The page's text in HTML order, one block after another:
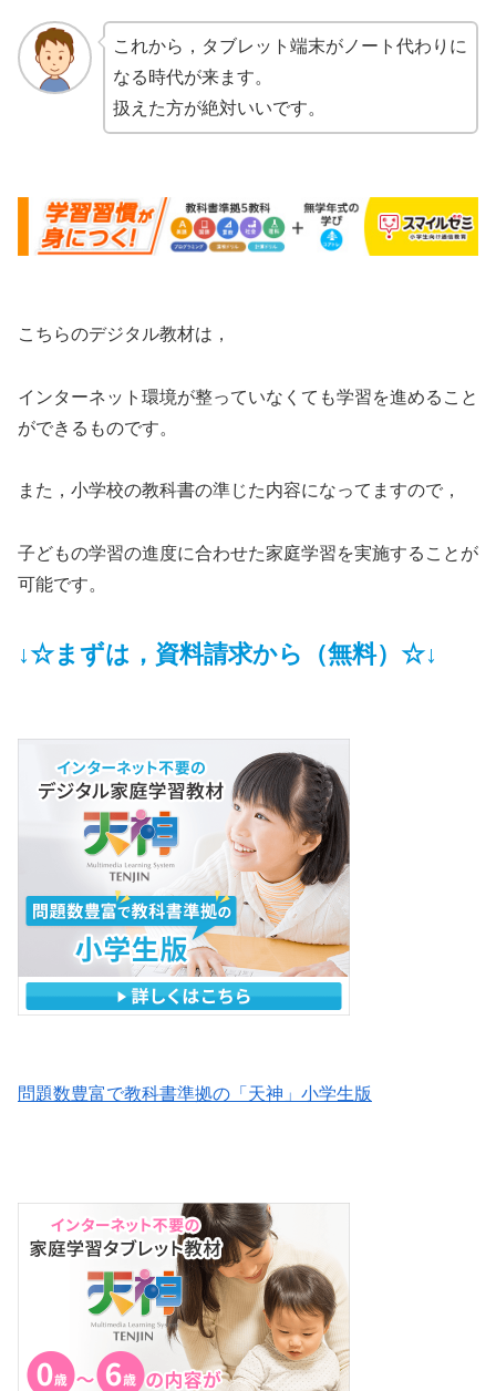
これから，タブレット端末がノート代わりに
なる時代が来ます。
扱えた方が絶対いいです。
こちらのデジタル教材は，
インターネット環境が整っていなくても学習を進めること
ができるものです。
また，小学校の教科書の準じた内容になってますので，
子どもの学習の進度に合わせた家庭学習を実施することが
可能です。
↓☆まずは，資料請求から（無料）☆↓
問題数豊富で教科書準拠の「天神」小学生版